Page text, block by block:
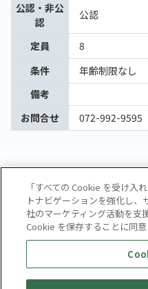
公認・非公
認
公認
定員
8
条件
年齢制限なし
備考
お問合せ
072-992-9595
会社概要
お問い合わせ
株式
「すべての Cookie を受け入
トナビゲーションを強化し
社のマーケティング活動を支
Cookie を保存することに同意